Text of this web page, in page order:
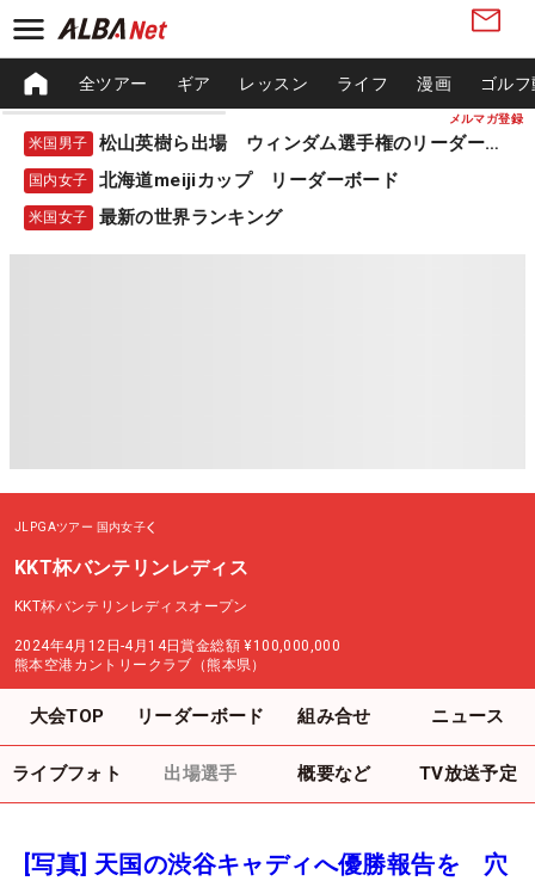
メルマガ登録
全ツアー ギア レッスン ライフ 漫画 ゴル
米国男子 松山英樹ら出場 ウィンダム選手権のリーダーボード
国内女子 北海道meijiカップ リーダーボード
米国女子 最新の世界ランキング
JLPGAツアー 国内女子
KKT杯バンテリンレディス
KKT杯バンテリンレディスオープン
2024年4月12日-4月14日賞金総額 ¥100,000,000
熊本空港カントリークラブ（熊本県）
大会TOP リーダーボード 組み合せ ニュース
ライブフォト 出場選手 概要など TV放送予定
[写真] 天国の渋谷キャディへ優勝報告を 穴